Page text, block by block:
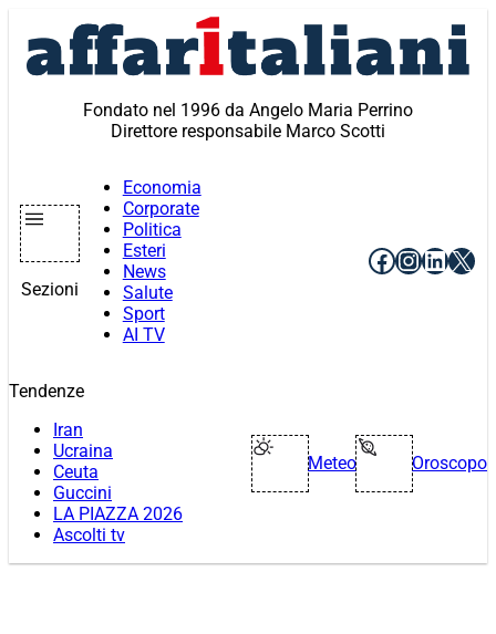
contenuto
Fondato nel 1996 da Angelo Maria Perrino
Direttore responsabile Marco Scotti
Sezioni
Economia
Corporate
Politica
Esteri
News
Salute
Sport
AI TV
Facebook
X
Tendenze
Iran
Ucraina
Ceuta
Guccini
LA PIAZZA 2026
Ascolti tv
Meteo Oroscopo